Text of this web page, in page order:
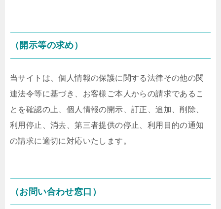
（開示等の求め）
当サイトは、個人情報の保護に関する法律その他の関
連法令等に基づき、お客様ご本人からの請求であるこ
とを確認の上、個人情報の開示、訂正、追加、削除、
利用停止、消去、第三者提供の停止、利用目的の通知
の請求に適切に対応いたします。
（お問い合わせ窓口）